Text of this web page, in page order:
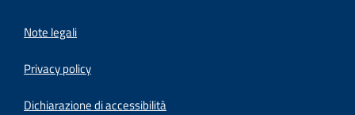
Note legali
Privacy policy
Dichiarazione di accessibilità